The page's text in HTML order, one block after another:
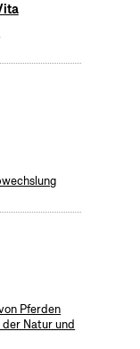
Pferden
Natur und